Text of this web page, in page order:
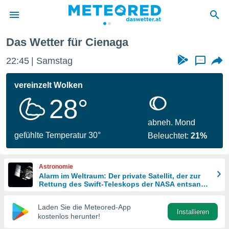
wurde
dass
sind.
diese
Das Wetter für Cienaga
22:45 Samstag ...
vereinzelt Wolken
28°
gefühlte Temperatur 30°
abneh. Mond
Beleuchtet:21%
Astronomie
Alarm im Weltraum: Der private Satellit, der zur
Rettung des Swift-Teleskops der NASA entsandt
Laden Sie die Meteored-App
kostenlos herunter!
Installieren